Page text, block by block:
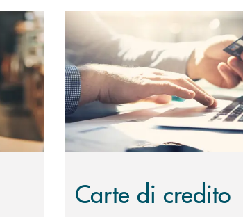
Scopri di più Carte di credito
Carte di credito